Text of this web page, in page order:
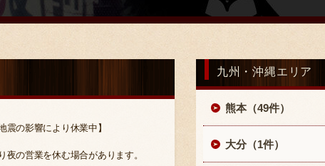
震の影響により休業中】
夜の営業を休む場合があります。
九州・沖縄エリア
熊本（49件）
大分（1件）